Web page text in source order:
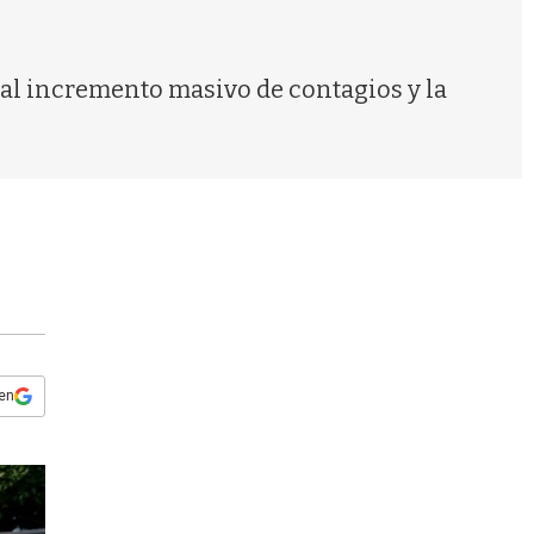
incremento masivo de contagios y la